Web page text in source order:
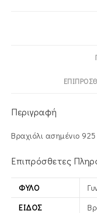
Περιγραφή
Βραχιόλι ασημένιο
Επιπρόσθετες
ΦΎΛΟ
ΕΊΔΟΣ